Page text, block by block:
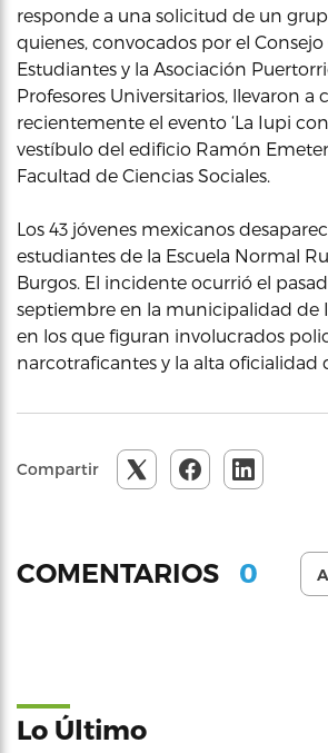
responde a una solicitud de un
quienes, convocados por el Consejo
Estudiantes y la Asociación
Profesores Universitarios, llevaron a
recientemente el evento ‘La Iupi con
vestíbulo del edificio Ramón
Facultad de Ciencias Sociales.
Los 43 jóvenes mexicanos
estudiantes de la Escuela Normal
Burgos. El incidente ocurrió el
septiembre en la municipalidad de
en los que figuran involucrados
narcotraficantes y la alta oficialidad
Compartir
COMENTARIOS 0
Lo Último